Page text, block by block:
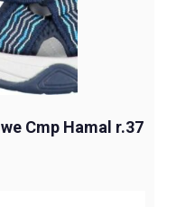
Cmp Hamal r.37